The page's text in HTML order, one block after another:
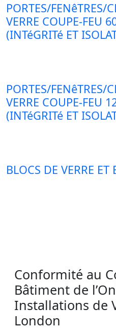
PORTES/FENêTRES/
VERRE COUPE-FEU
(INTéGRITé ET
PORTES/FENêTRES/
VERRE COUPE-FEU
(INTéGRITé ET
BLOCS DE VERRE ET
Conformité au
Bâtiment de
Installations de
London